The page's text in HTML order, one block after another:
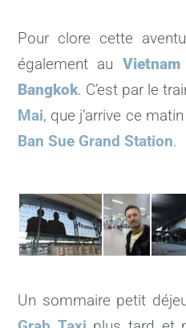
Pour clore cette
également au Vietnam
Bangkok. C’est par le
Mai, que j’arrive ce
Ban Sue Grand Station.
Un sommaire petit